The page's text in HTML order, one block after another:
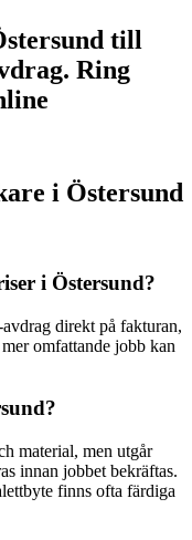
till
Ring
i Östersund
i Östersund?
direkt på fakturan,
omfattande jobb kan
material, men utgår
innan jobbet bekräftas.
finns ofta färdiga